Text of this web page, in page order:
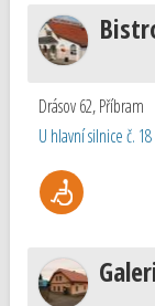
Drásov 62,Příbram
U hlavní silnice č. 18